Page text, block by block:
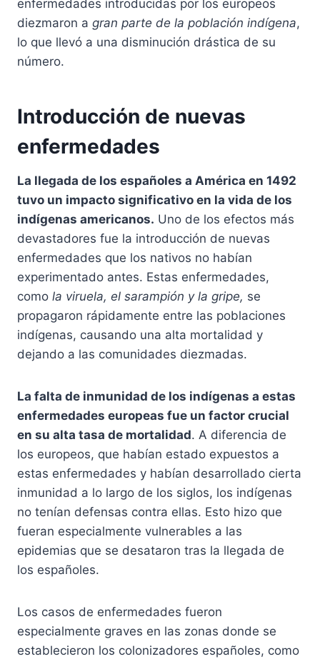
enfermedades introducidas por los europeos
diezmaron a gran parte de la población indígena,
lo que llevó a una disminución drástica de su
número.
Introducción de nuevas
enfermedades
La llegada de los españoles a América en 1492
tuvo un impacto significativo en la vida de los
indígenas americanos. Uno de los efectos más
devastadores fue la introducción de nuevas
enfermedades que los nativos no habían
experimentado antes. Estas enfermedades,
como la viruela, el sarampión y la gripe, se
propagaron rápidamente entre las poblaciones
indígenas, causando una alta mortalidad y
dejando a las comunidades diezmadas.
La falta de inmunidad de los indígenas a estas
enfermedades europeas fue un factor crucial
en su alta tasa de mortalidad. A diferencia de
los europeos, que habían estado expuestos a
estas enfermedades y habían desarrollado cierta
inmunidad a lo largo de los siglos, los indígenas
no tenían defensas contra ellas. Esto hizo que
fueran especialmente vulnerables a las
epidemias que se desataron tras la llegada de
los españoles.
Los casos de enfermedades fueron
especialmente graves en las zonas donde se
establecieron los colonizadores españoles, como